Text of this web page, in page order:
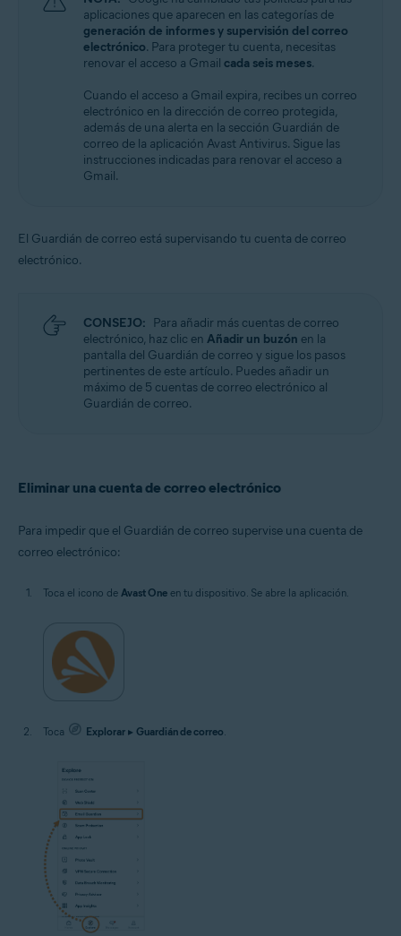
aplicaciones que aparecen en las categorías de
generación de informes y supervisión del correo
electrónico. Para proteger tu cuenta, necesitas
renovar el acceso a Gmail cada seis meses.
Cuando el acceso a Gmail expira, recibes un correo
electrónico en la dirección de correo protegida,
además de una alerta en la sección Guardián de
correo de la aplicación Avast Antivirus. Sigue las
instrucciones indicadas para renovar el acceso a
Gmail.
El Guardián de correo está supervisando tu cuenta de correo
electrónico.
CONSEJO: Para añadir más cuentas de correo
electrónico, haz clic en Añadir un buzón en la
pantalla del Guardián de correo y sigue los pasos
pertinentes de este artículo. Puedes añadir un
máximo de 5 cuentas de correo electrónico al
Guardián de correo.
Eliminar una cuenta de correo electrónico
Para impedir que el Guardián de correo supervise una cuenta de
correo electrónico:
Toca el icono de Avast One en tu dispositivo. Se abre la aplicación.
Toca Explorar ▸ Guardián de correo